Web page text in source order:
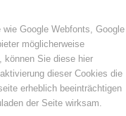
Google Webfonts, Google
möglicherweise
können Sie diese hier
dieser Cookies die
erheblich beeinträchtigen
der Seite wirksam.